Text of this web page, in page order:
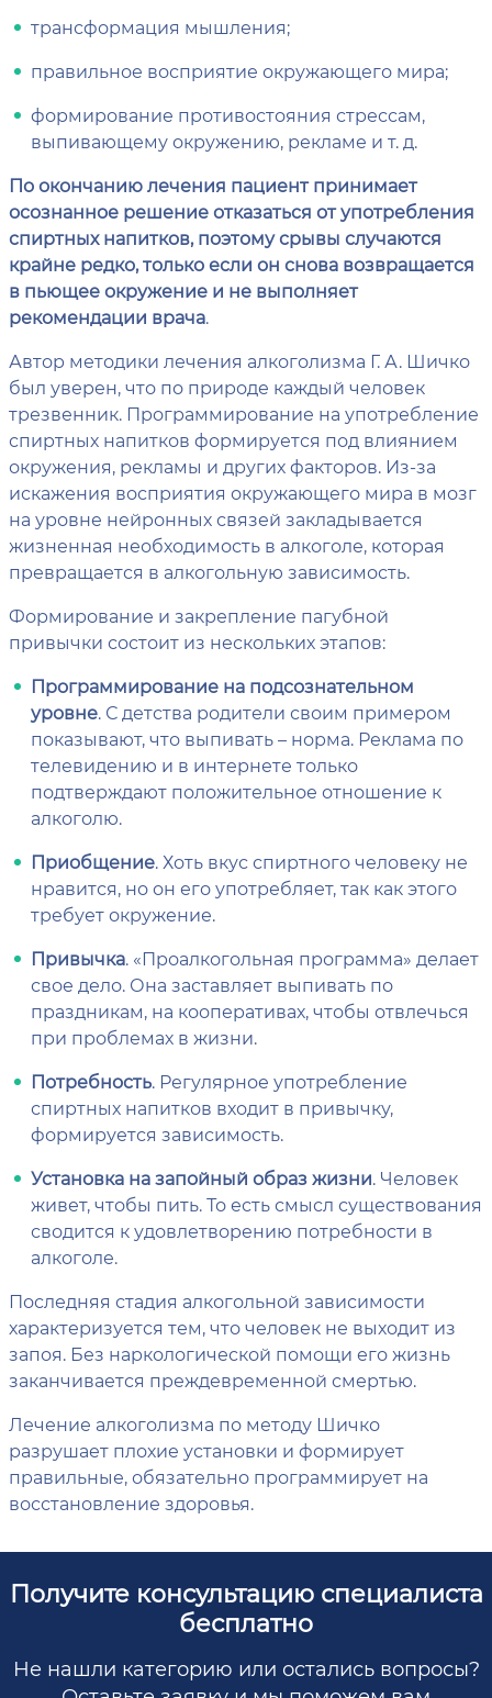
трансформация мышления;
правильное восприятие окружающего мира;
формирование противостояния стрессам,
выпивающему окружению, рекламе и т. д.
По окончанию лечения пациент принимает
осознанное решение отказаться от употребления
спиртных напитков, поэтому срывы случаются
крайне редко, только если он снова возвращается
в пьющее окружение и не выполняет
рекомендации врача.
Автор методики лечения алкоголизма Г. А. Шичко
был уверен, что по природе каждый человек
трезвенник. Программирование на употребление
спиртных напитков формируется под влиянием
окружения, рекламы и других факторов. Из-за
искажения восприятия окружающего мира в мозг
на уровне нейронных связей закладывается
жизненная необходимость в алкоголе, которая
превращается в алкогольную зависимость.
Формирование и закрепление пагубной
привычки состоит из нескольких этапов:
Программирование на подсознательном
уровне. С детства родители своим примером
показывают, что выпивать – норма. Реклама по
телевидению и в интернете только
подтверждают положительное отношение к
алкоголю.
Приобщение. Хоть вкус спиртного человеку не
нравится, но он его употребляет, так как этого
требует окружение.
Привычка. «Проалкогольная программа» делает
свое дело. Она заставляет выпивать по
праздникам, на кооперативах, чтобы отвлечься
при проблемах в жизни.
Потребность. Регулярное употребление
спиртных напитков входит в привычку,
формируется зависимость.
Установка на запойный образ жизни. Человек
живет, чтобы пить. То есть смысл существования
сводится к удовлетворению потребности в
алкоголе.
Последняя стадия алкогольной зависимости
характеризуется тем, что человек не выходит из
запоя. Без наркологической помощи его жизнь
заканчивается преждевременной смертью.
Лечение алкоголизма по методу Шичко
разрушает плохие установки и формирует
правильные, обязательно программирует на
восстановление здоровья.
Получите консультацию специалиста
бесплатно
Не нашли категорию или остались вопросы?